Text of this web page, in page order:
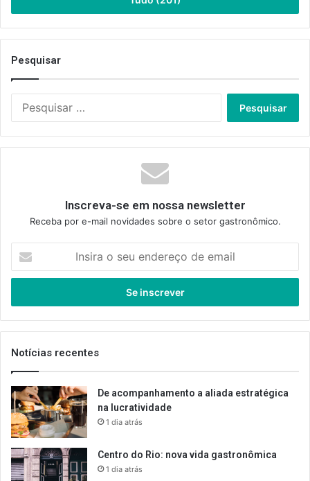
Pesquisar
Inscreva-se em nossa newsletter
Receba por e-mail novidades sobre o setor gastronômico.
seu
de
email
Notícias recentes
De acompanhamento a aliada estratégica
na lucratividade
1 dia atrás
Centro do Rio: nova vida gastronômica
1 dia atrás